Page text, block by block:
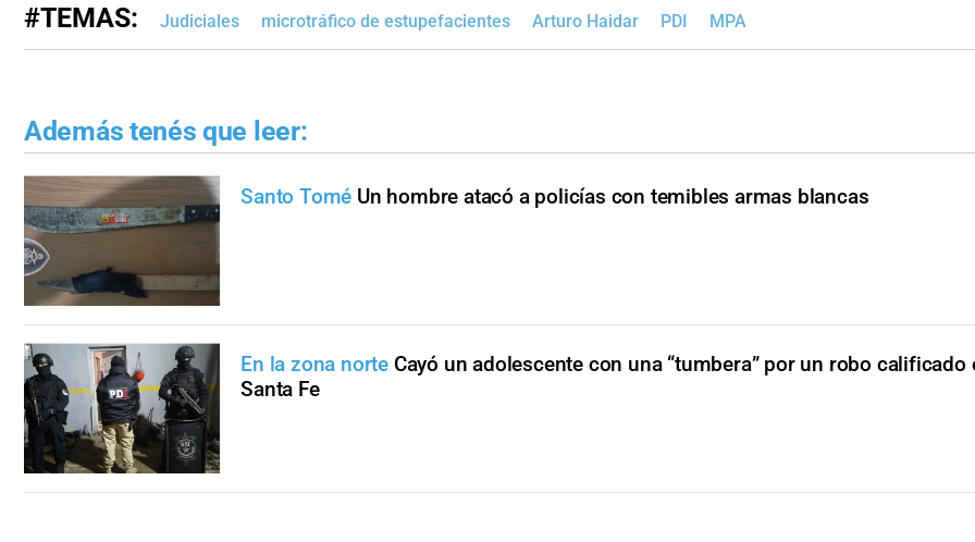
#TEMAS: Judiciales microtráfico de estupefacientes Arturo Haidar PDI MPA
Además tenés que leer:
Santo Tomé Un hombre atacó a policías con temibles armas blancas
En la zona norte Cayó un adolescente con una “tumbera” por un robo
Santa Fe